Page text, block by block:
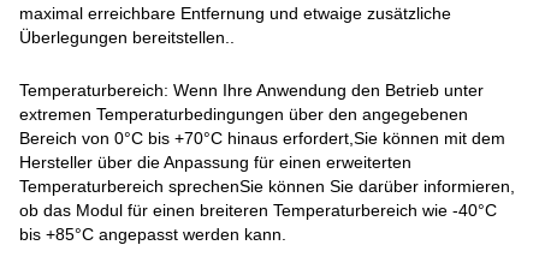
maximal erreichbare Entfernung und etwaige zusätzliche
Überlegungen bereitstellen..
Temperaturbereich: Wenn Ihre Anwendung den Betrieb unter
extremen Temperaturbedingungen über den angegebenen
Bereich von 0°C bis +70°C hinaus erfordert,Sie können mit dem
Hersteller über die Anpassung für einen erweiterten
Temperaturbereich sprechenSie können Sie darüber informieren,
ob das Modul für einen breiteren Temperaturbereich wie -40°C
bis +85°C angepasst werden kann.